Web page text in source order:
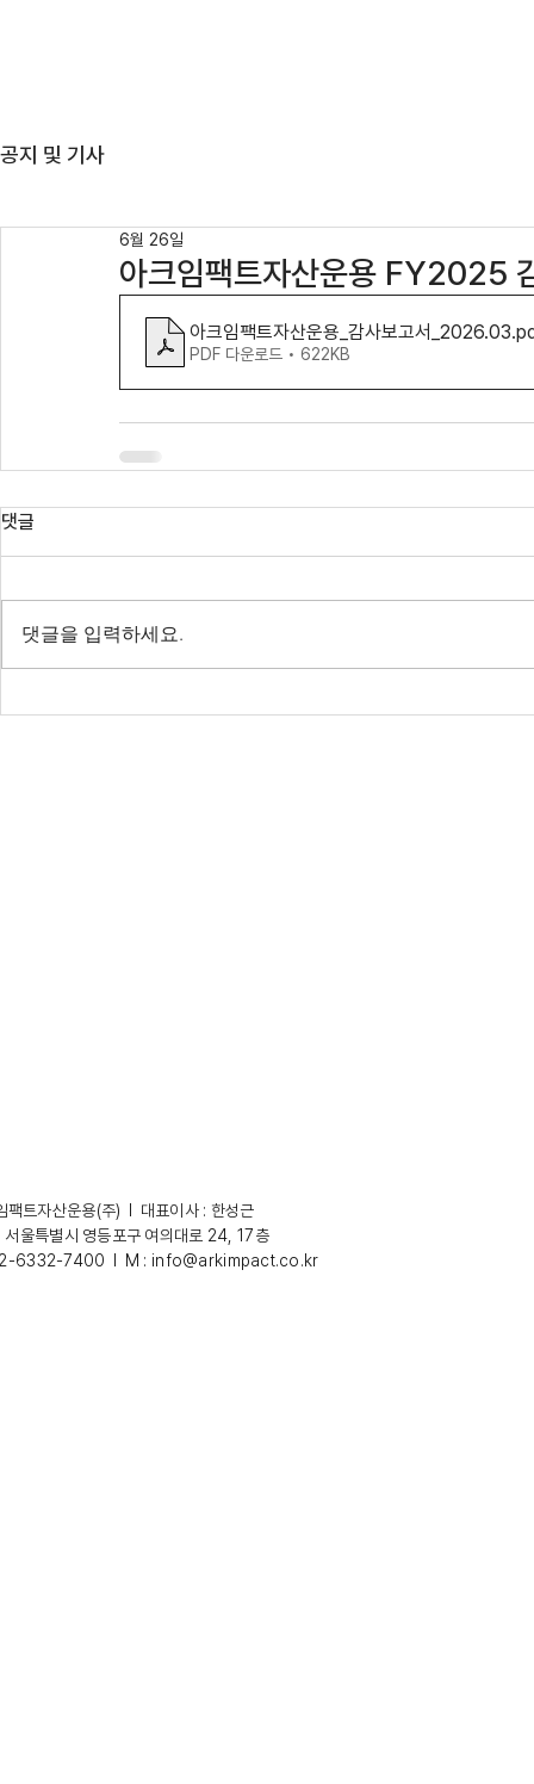
공지 및 기사
아크임팩트자산운용 FY2025
6월 26일
아크임팩트자산운용_감사보고서_2026.03
PDF 다운로드 • 622KB
댓글
댓글을 입력하세요.
팩트자산운용(주) l 대표이사 : 한성근
서울특별시 영등포구 여의대로 24, 17층
6332-7400 l M : info@arkimpact.co.kr